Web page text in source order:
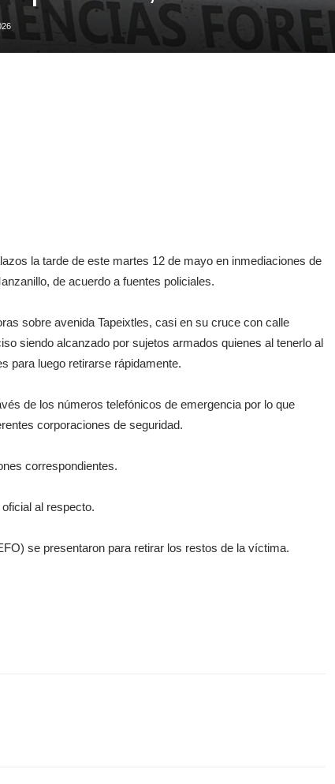
la tarde de este martes 12 de mayo en inmediaciones de
de acuerdo a fuentes policiales.
sobre avenida Tapeixtles, casi en su cruce con calle
siendo alcanzado por sujetos armados quienes al tenerlo al
para luego retirarse rápidamente.
de los números telefónicos de emergencia por lo que
corporaciones de seguridad.
correspondientes.
al respecto.
se presentaron para retirar los restos de la víctima.